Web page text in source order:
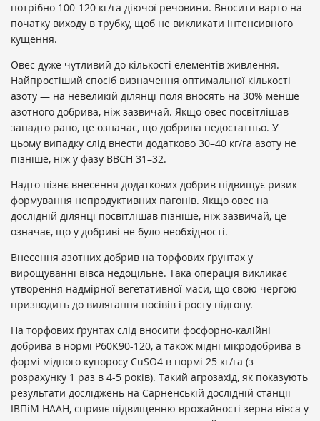
потрібно 100-120 кг/га діючої речовини. Вносити варто на
початку виходу в трубку, щоб не викликати інтенсивного
кущення.
Овес дуже чутливий до кількості елементів живлення.
Найпростіший спосіб визначення оптимальної кількості
азоту — на невеликій ділянці поля вносять на 30% менше
азотного добрива, ніж зазвичай. Якщо овес посвітлішав
занадто рано, це означає, що добрива недостатньо. У
цьому випадку слід внести додатково 30–40 кг/га азоту не
пізніше, ніж у фазу ВВСН 31–32.
Надто пізнє внесення додаткових добрив підвищує ризик
формування непродуктивних пагонів. Якщо овес на
дослідній ділянці посвітлішав пізніше, ніж зазвичай, це
означає, що у добриві не було необхідності.
Внесення азотних добрив на торфових ґрунтах у
вирощуванні вівса недоцільне. Така операція викликає
утворення надмірної вегетативної маси, що свою чергою
призводить до вилягання посівів і росту підгону.
На торфових ґрунтах слід вносити фосфорно-калійні
добрива в нормі Р60К90-120, а також мідні мікродобрива в
формі мідного купоросу CuSO4 в нормі 25 кг/га (з
розрахунку 1 раз в 4-5 років). Такий агрозахід, як показують
результати досліджень на Сарненській дослідній станції
ІВПіМ НААН, сприяє підвищенню врожайності зерна вівса у